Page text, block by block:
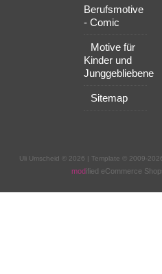
Berufsmotive
- Comic
Motive für
Kinder und
Junggebliebene
Sitemap
Uli Umscheid © 2026 | Template © 2009-
modified eCommerce